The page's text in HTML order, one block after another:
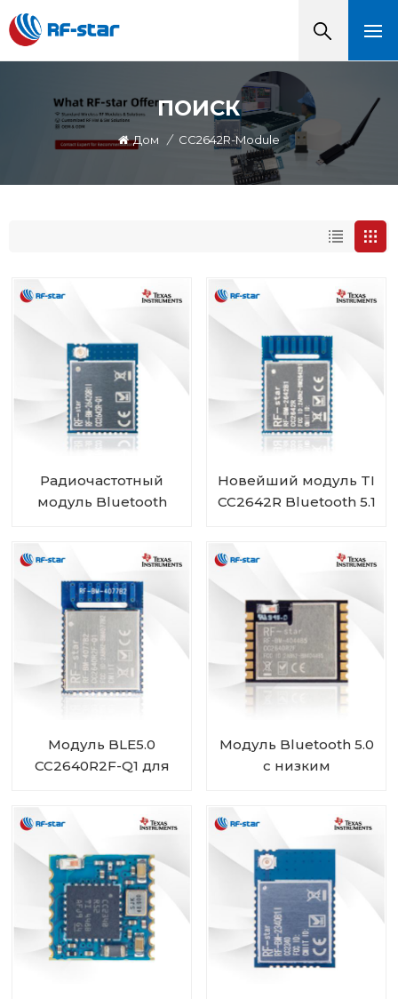
ПОИСК
Дом / CC2642R-Module
Радиочастотный
модуль Bluetooth
класса для
транспортных
средств
Новейший модуль TI
CC2642R Bluetooth 5.1
RF-BM-2642B1
Модуль BLE5.0
CC2640R2F-Q1 для
RF-BM-4077B2
Модуль Bluetooth 5.0
с низким
BM-4044B5